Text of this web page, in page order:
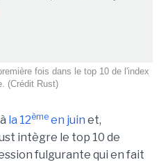
fois dans le top 10 de l'index
(Crédit Rust)
la 12èmeen juin et,
intègre le top 10 de
fulgurante qui en fait